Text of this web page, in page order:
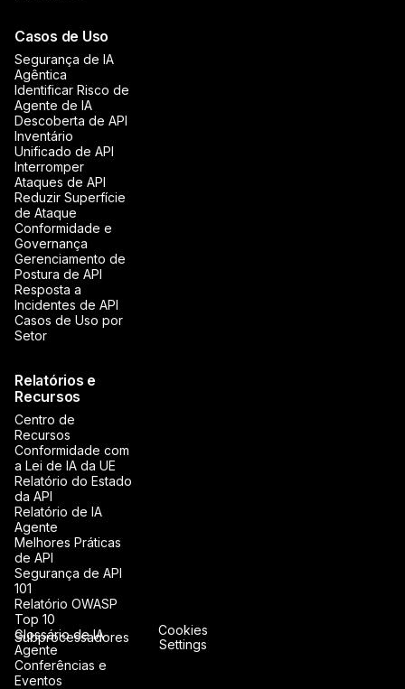
Casos de Uso
Segurança de IA
Agêntica
Identificar Risco de
Agente de IA
Descoberta de API
Inventário
Unificado de API
Interromper
Ataques de API
Reduzir Superfície
de Ataque
Conformidade e
Governança
Gerenciamento de
Postura de API
Resposta a
Incidentes de API
Casos de Uso por
Setor
Relatórios e
Recursos
Centro de
Recursos
Conformidade com
a Lei de IA da UE
Relatório do Estado
da API
Relatório de IA
Agente
Melhores Práticas
de API
Segurança de API
101
Relatório OWASP
Top 10
Glossário de IA
Agente
Conferências e
Eventos
Subprocessadores
Cookies
Settings